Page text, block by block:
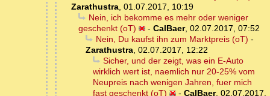
Zarathustra, 01.07.2017, 10:19
Nein, ich bekomme es mehr oder weniger
geschenkt (oT)
- CalBaer, 02.07.2017, 07:52
Nein, Du kaufst ihn zum Marktpreis (oT) -
Zarathustra, 02.07.2017, 12:22
Sicher, und der zeigt, was ein E-Auto
wirklich wert ist, naemlich nur 20-25% vom
Neupreis nach wenigen Jahren, fuer mich
fast geschenkt (oT)
- CalBaer, 02.07.2017,